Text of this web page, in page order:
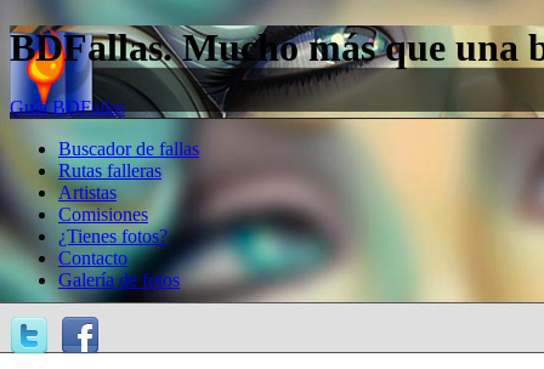
BDFallas. Mucho más que una
Guía BDFallas
Buscador de fallas
Rutas falleras
Artistas
Comisiones
¿Tienes fotos?
Contacto
Galería de fotos